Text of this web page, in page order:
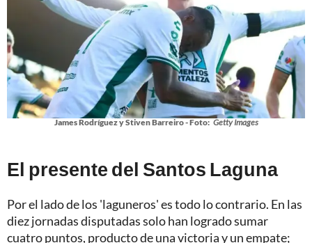
James Rodríguez y Stiven Barreiro - Foto: Getty Images
El presente del Santos Laguna
Por el lado de los 'laguneros' es todo lo contrario. En las
diez jornadas disputadas solo han logrado sumar
cuatro puntos, producto de una victoria y un empate;